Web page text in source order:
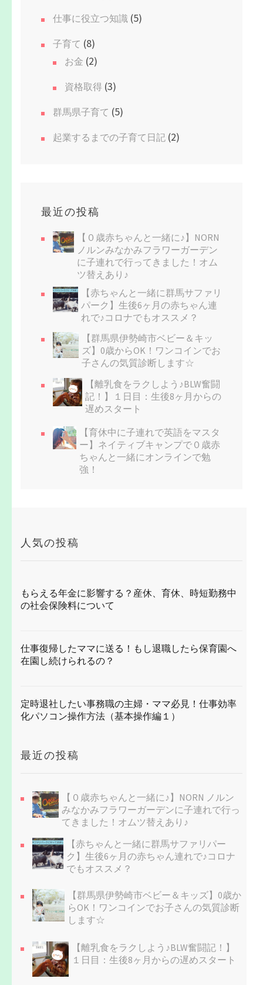
仕事に役立つ知識 (5)
子育て (8)
お金 (2)
資格取得 (3)
群馬県子育て (5)
起業するまでの子育て日記 (2)
最近の投稿
【０歳赤ちゃんと一緒に♪】NORN
ノルンみなかみフラワーガーデン
に子連れで行ってきました！オム
ツ替えあり♪
【赤ちゃんと一緒に群馬サファリ
パーク】生後6ヶ月の赤ちゃん連
れで♪コロナでもオススメ？
【群馬県伊勢崎市ベビー＆キッ
ズ】0歳からOK！ワンコインでお
子さんの気質診断します☆
【離乳食をラクしよう♪BLW奮闘
記！】１日目：生後8ヶ月からの
遅めスタート
【育休中に子連れで英語をマスタ
ー】ネイティブキャンプで０歳赤
ちゃんと一緒にオンラインで勉
強！
人気の投稿
もらえる年金に影響する？産休、育休、時短勤務中
の社会保険料について
仕事復帰したママに送る！もし退職したら保育園へ
在園し続けられるの？
定時退社したい事務職の主婦・ママ必見！仕事効率
化パソコン操作方法（基本操作編１）
最近の投稿
【０歳赤ちゃんと一緒に♪】NORN ノルン
みなかみフラワーガーデンに子連れで行っ
てきました！オムツ替えあり♪
【赤ちゃんと一緒に群馬サファリパー
ク】生後6ヶ月の赤ちゃん連れで♪コロナ
でもオススメ？
【群馬県伊勢崎市ベビー＆キッズ】0歳か
らOK！ワンコインでお子さんの気質診断
します☆
【離乳食をラクしよう♪BLW奮闘記！】
１日目：生後8ヶ月からの遅めスタート